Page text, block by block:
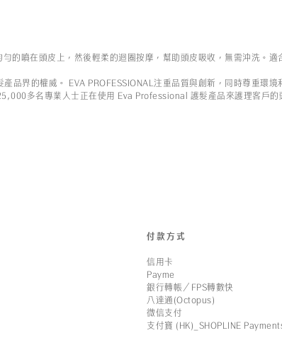
的噴在頭皮上，然後輕柔的迴圈按摩，幫助頭皮吸收，無需沖洗。適
品界的權威。 EVA PROFESSIONAL注重品質與創新，同時尊重環
多名專業人士正在使用 Eva Professional 護髮產品來護理客戶
付款方式
信用卡
Payme
銀行轉帳／FPS轉數快
八達通(Octopus)
微信支付
支付寶 (HK)_SHOPLINE